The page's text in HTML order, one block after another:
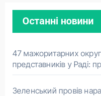
Останні новини
47 мажоритарних
представників у Раді:
Зеленський провів